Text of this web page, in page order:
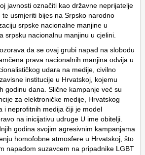
javnosti označiti kao državne neprijatelje
te usmjeriti bijes na Srpsko narodno
srpske nacionalne manjine u
srpsku nacionalnu manjinu u cjelini.
da se ovaj grubi napad na slobodu
prava nacionalnih manjina odvija u
udara na medije, civilno
institucije u Hrvatskoj, kojemu
godinu dana. Slične kampanje već su
za elektroničke medije, Hrvatskog
i neprofitnih medija čiji je model
na inicijativu udruge U ime obitelji.
godina svojim agresivnim kampanjama
homofobne atmosfere u Hrvatskoj, što
napadom suzavcem na pripadnike LGBT